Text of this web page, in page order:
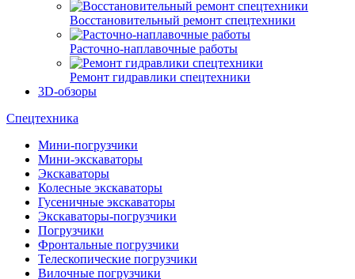
Восстановительный ремонт спецтехники
Расточно-наплавочные работы
Ремонт гидравлики спецтехники
3D-обзоры
Спецтехника
Мини-погрузчики
Мини-экскаваторы
Экскаваторы
Колесные экскаваторы
Гусеничные экскаваторы
Экскаваторы-погрузчики
Погрузчики
Фронтальные погрузчики
Телескопические погрузчики
Вилочные погрузчики